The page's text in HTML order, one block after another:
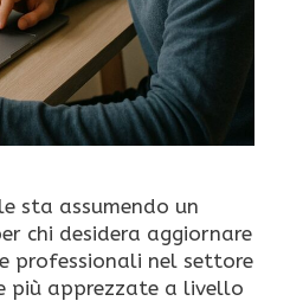
sta assumendo un
chi desidera aggiornare
professionali nel settore
più apprezzate a livello